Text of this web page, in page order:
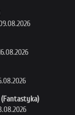
(Fantastyka)